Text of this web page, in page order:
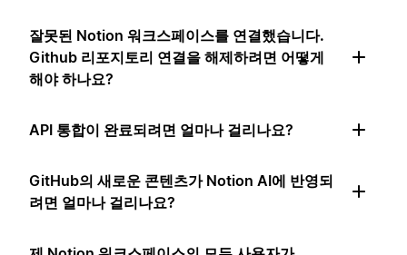
잘못된 Notion 워크스페이스를 연결했습니다.
Github 리포지토리 연결을 해제하려면 어떻게
해야 하나요?
API 통합이 완료되려면 얼마나 걸리나요?
GitHub의 새로운 콘텐츠가 Notion AI에 반영되
려면 얼마나 걸리나요?